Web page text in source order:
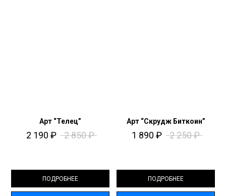
Арт “Телец”
2 190 ₽ 2 850₽
ПОДРОБНЕЕ
Арт “Скрудж Биткоин”
1 890 ₽ 2 250₽
ПОДРОБНЕЕ